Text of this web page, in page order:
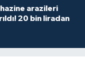
arazileri
20 bin liradan